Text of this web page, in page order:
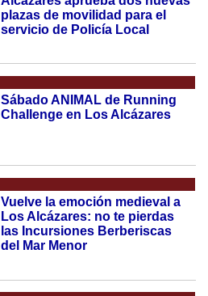
plazas de movilidad para el
servicio de Policía Local
Sábado ANIMAL de Running
Challenge en Los Alcázares
Vuelve la emoción medieval a
Los Alcázares: no te pierdas
las Incursiones Berberiscas
del Mar Menor